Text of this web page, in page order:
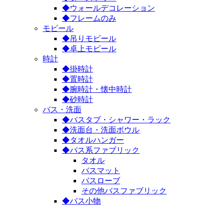
◆ウォールデコレーション
◆フレームのみ
モビール
◆吊りモビール
◆卓上モビール
時計
◆掛時計
◆置時計
◆腕時計・懐中時計
◆砂時計
バス・洗面
◆バスタブ・シャワー・ラック
◆洗面台・洗面ボウル
◆タオルハンガー
◆バス系ファブリック
タオル
バスマット
バスローブ
その他バスファブリック
◆バス小物